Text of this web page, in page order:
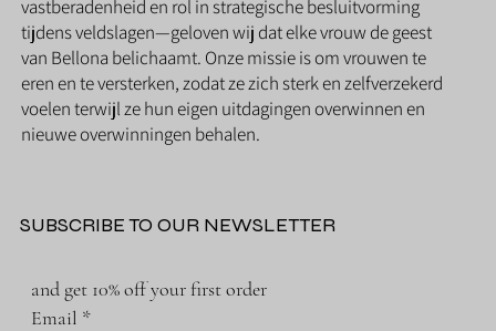
vastberadenheid en rol in strategische besluitvorming
tijdens veldslagen—geloven wij dat elke vrouw de geest
van Bellona belichaamt. Onze missie is om vrouwen te
eren en te versterken, zodat ze zich sterk en zelfverzekerd
voelen terwijl ze hun eigen uitdagingen overwinnen en
nieuwe overwinningen behalen.
SUBSCRIBE TO OUR NEWSLETTER
and get 10% off your first order
Email *